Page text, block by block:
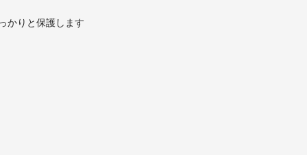
かりと保護します